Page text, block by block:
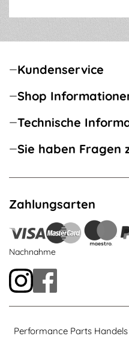
Kundenservice
Shop
Technische
Sie haben Fragen
Zahlungsarten
Nachnahme
Performance Parts